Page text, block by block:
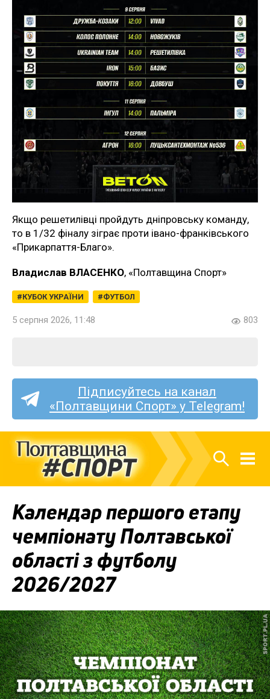
Якщо решетилівці пройдуть дніпровську команду,
то в 1/32 фіналу зіграє проти івано-франківського
«Прикарпаття-Благо».
Владислав ВЛАСЕНКО, «Полтавщина Спорт»
КУБОК УКРАЇНИ ФУТБОЛ
5 серпня 2026, 11:48 803
Підписуйтесь на канал
«Полтавщини Спорт» у Telegram!
Календар першого етапу
чемпіонату Полтавської
області з футболу
2026/2027